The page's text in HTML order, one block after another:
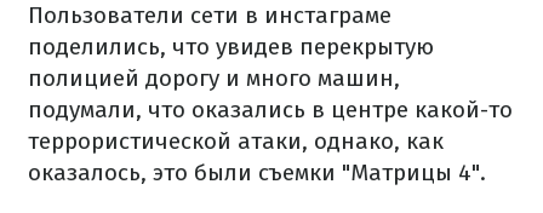
Пользователи сети в инстаграме
поделились, что увидев перекрытую
полицией дорогу и много машин,
подумали, что оказались в центре какой-то
террористической атаки, однако, как
оказалось, это были съемки "Матрицы 4".